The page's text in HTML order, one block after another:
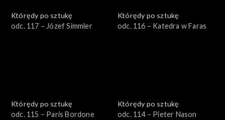
Którędy po sztukę
odc. 117 − Józef Simmler
Którędy po sztukę
odc. 116 – Katedra w Faras
Którędy po sztukę
odc. 115 − Paris Bordone
Którędy po sztukę
odc. 114 − Pieter Nason